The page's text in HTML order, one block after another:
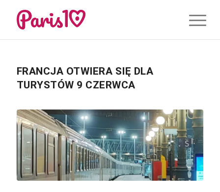
FRANCJA OTWIERA SIĘ DLA
TURYSTÓW 9 CZERWCA